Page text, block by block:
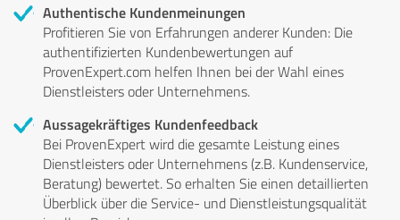
Authentische Kundenmeinungen
Profitieren Sie von Erfahrungen anderer Kunden: Die
authentifizierten Kundenbewertungen auf
ProvenExpert.com helfen Ihnen bei der Wahl eines
Dienstleisters oder Unternehmens.
Aussagekräftiges Kundenfeedback
Bei ProvenExpert wird die gesamte Leistung eines
Dienstleisters oder Unternehmens (z.B. Kundenservice,
Beratung) bewertet. So erhalten Sie einen detaillierten
Überblick über die Service- und Dienstleistungsqualität